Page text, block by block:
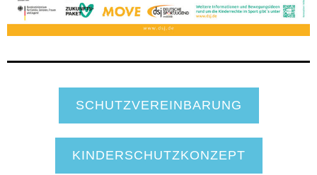
SCHUTZVEREINBARUNG
KINDERSCHUTZKONZEPT